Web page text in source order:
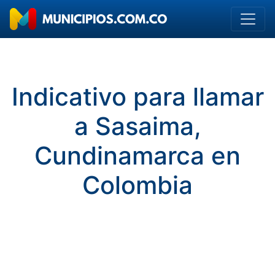
Indicativo para llamar
a Sasaima,
Cundinamarca en
Colombia